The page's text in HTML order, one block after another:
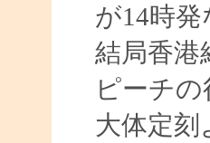
が14時
結局香港
ピーチ
大体定刻